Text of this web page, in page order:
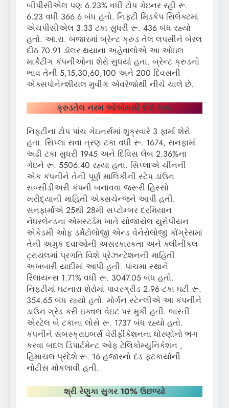
બીપીસીએલ પણ 6.23% વધી ટોપ ગેઇનર રહી રૂ.
6.23 વધી 366.6 બંધ હતો. નિફ્ટી મિડકેપ સિલેક્ટમાં
એચપીસીએલ 3.33 ટકા સુધરી રૂ. 436 બંધ રહ્યો
હતો. આં.રા. બજારમાં બ્રેન્ટ ક્રુડ તેલ લપસીને બેરલ
દીઠ 70.91 ડૉલર થયાના અહેવાલોએ આ ઓઇલ
માર્કેટીંગ કંપનીઓના શેરો સુધર્યા હતા. બ્રેન્ટ ક્રુડનો
ભાવ તેની 5,15,30,60,100 અને 200 દિવસની
એક્સપોનેન્શીયલ મુવીંગ એવરેજોથી નીચે ચાલે છે.
ક્રુડતેલ નરમ ઓએમસી શેરો ગરમ
નિફ્ટીના ટોપ પાંચ ગેઇનર્સમાં શુક્રવારે 3 ફાર્મા શેરો
હતા. સિપ્લા સવા ત્રણ ટકા વધી રૂ. 1674, સનફાર્મા
અઢી ટકા સુધરી 1945 અને દિવિસ લેબ 2.36%ના
ગેઇને રૂ. 5506.40 રહ્યા હતા. સિપ્લાએ ચીનની
એક કંપનીને તેની પૂર્ણ માલિકીની સ્ટેપ ડાઉન
સબ્સીડીઅરી કંપની બનાવવા જરૂરી હિસ્સો
ખરીદ્યાની માહિતી એક્સચેન્જને આપી હતી.
સનફાર્માએ 25થી 28મી સપ્ટોમ્બર દરમિયાન
નેધરલેન્ડના એમસ્ટર્ડમ ખાતે યોજાયેલ યુરોપીયન
એકેડમી ઓફ ડર્મેટોલોજી એન્ડ વેનેરોલોજી કોંગ્રેસમાં
તેની અમુક દવાઓની અસરકારકતા અને ક્લીનીકલ
ટ્રાયલમાં પ્રગતિ વિશે પ્રેઝન્ટેશનની માહિતી
અખબારી યાદીમાં આપી હતી. પાંચમા સ્થાને
રિલાયન્સ 1.71% વધી રૂ. 3047.05 બંધ હતો.
નિફ્ટીમાં ઘટનારા શેરોમાં પાવરગ્રીડ 2.96 ટકા ઘટી રૂ.
354.65 બંધ રહ્યો હતો. મોર્ગન સ્ટેન્લીએ આ કંપનીને
ડાઉન ગ્રેડ કરી ઇક્વલ વેઇટ પર મુકી હતી. ભારતી
એરટેલ બે ટકાના લોસે રૂ. 1737 બંધ રહ્યો હતો.
કંપનીને સબસ્ક્રાઇબર્સ વેરીફીકેશનના ધોરણોનો ભંગ
કરવા બદલ ડિપાર્ટમેન્ટ ઓફ ટેલિકોમ્યુનિકેશન ,
હિમાચલ પ્રદેશે રૂ. 16 હજારનો દંડ ફટકાર્યાની
નોટીસ મોકલાવી હતી.
શ્રી રેણુકા સુગર 10% ઉછળ્યો